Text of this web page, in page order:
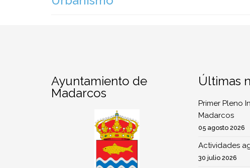
Ayuntamiento de
Madarcos
Últimas
Primer Pleno
Madarcos
05 agosto 2026
Actividades
30 julio 2026